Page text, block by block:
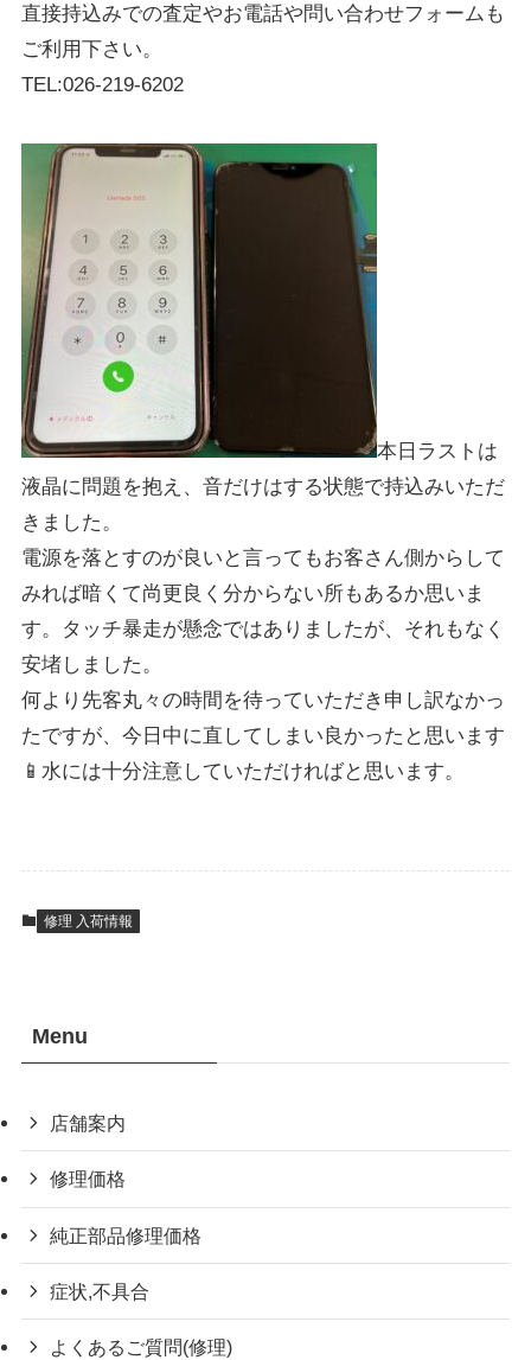
直接持込みでの査定やお電話や問い合わせフォームも
ご利用下さい。
TEL:026-219-6202
本日ラストは
液晶に問題を抱え、音だけはする状態で持込みいただ
きました。
電源を落とすのが良いと言ってもお客さん側からして
みれば暗くて尚更良く分からない所もあるか思いま
す。タッチ暴走が懸念ではありましたが、それもなく
安堵しました。
何より先客丸々の時間を待っていただき申し訳なかっ
たですが、今日中に直してしまい良かったと思います
📱水には十分注意していただければと思います。
修理 入荷情報
Menu
店舗案内
修理価格
純正部品修理価格
症状,不具合
よくあるご質問(修理)